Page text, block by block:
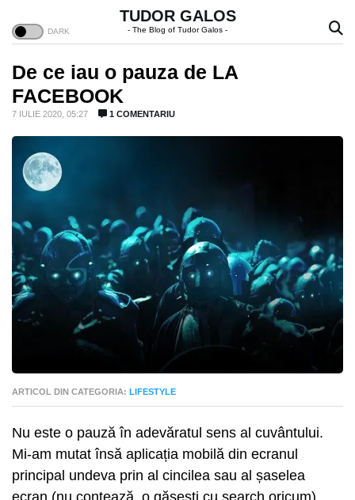
TUDOR GALOS
- The Blog of Tudor Galos -
De ce iau o pauza de LA
FACEBOOK
7 IULIE 2020, 05:27 1 COMENTARIU
ARTICOL DIN CATEGORIA: LIFESTYLE
Nu este o pauză în adevăratul sens al cuvântului.
Mi-am mutat însă aplicația mobilă din ecranul
principal undeva prin al cincilea sau al șaselea
ecran (nu contează, o găsești cu search oricum),